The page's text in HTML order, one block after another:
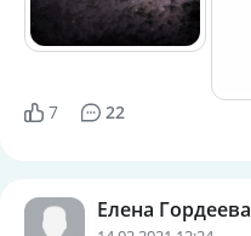
7 22
Елена Гордеева